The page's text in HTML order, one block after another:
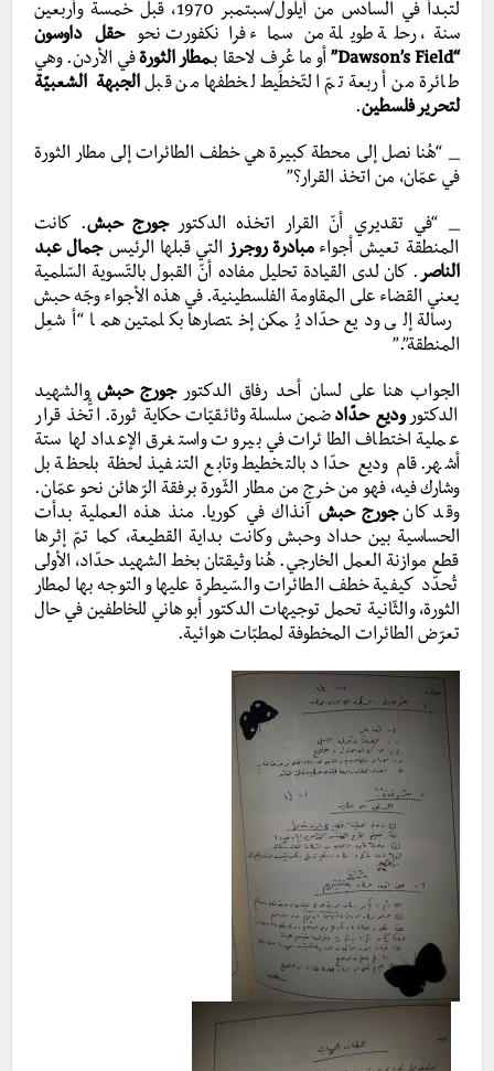
لتبدأ في السادس من أيلول/سبتمبر 1970، قبل خمسة وأربعين
سنة، رحلة طويلة من سماء فرانكفورت نحوحقل داوسون
“Dawson’s Field”
أو ما عُرِف لاحقا بـمطار الثورةفي الأردن. وهي
طائرة من أربعة تمّ التّخطيط لخطفها من قبلالجبهة الشعبيّة
لتحرير فلسطين.
_ “هُنا نصل إلى محطة كبيرة هي خطف الطائرات إلى مطار الثورة
في عمّان، من اتخذ القرار؟”
_ “في تقديري أنّ القرار اتخذه الدكتورجورج حبش. كانت
المنطقة تعيش أجواء مبادرة روجرزالتي قبلها الرئيسجمال عبد
الناصر. كان لدى القيادة تحليل مفاده أنّ القبول بالتّسوية السّلمية
يعني القضاء على المقاومة الفلسطينية. في هذه الأجواء وجّه حبش
رسالة إلى وديع حدّاد يُمكن إختصارها بكلمتين هما “أشعِل
المنطقة”.”
الجواب هنا على لسان أحد رفاق الدكتورجورج حبشوالشهيد
الدكتوروديع حدّاد ضمن سلسلة وثائقيّات حكاية ثورة. اتُّخذ قرار
عملية اختطاف الطائرات في بيروت واستغرق الإعداد لها ستة
أشهر. قام وديع حدّاد بالتخطيط وتابع التنفيذ لحظة بلحظة بل
وشارك فيه، فهو من خرج من مطار الثّورة برفقة الرّهائن نحو عمّان.
وقد كانجورج حبشآنذاك في كوريا. منذ هذه العملية بدأت
الحساسية بين حداد وحبش وكانت بداية القطيعة، كما تمّ إثرها
قطع موازنة العمل الخارجي. هُنا وثيقتان بخط الشهيد حدّاد، الأولى
تُحدّد كيفية خطف الطائرات والسّيطرة عليها والتوجه بها لمطار
الثورة، والثّانية تحمل توجيهات الدكتور أبو هاني للخاطفين في حال
تعرّض الطائرات المخطوفة لمطبّات هوائية.